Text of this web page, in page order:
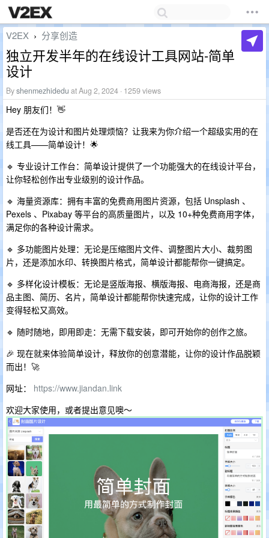
V2EX › 分享创造
独立开发半年的在线设计工具网站-简单
设计
Byshenmezhidedu at Aug 2, 2024 · 1259 views
Hey 朋友们！👋
是否还在为设计和图片处理烦恼？让我来为你介绍一个超级实用的在
线工具——简单设计！🌟
🔹 ​专业设计工作台​：简单设计提供了一个功能强大的在线设计平台，
让你轻松创作出专业级别的设计作品。
🔹 ​海量资源库​：拥有丰富的免费商用图片资源，包括 Unsplash 、
Pexels 、Pixabay 等平台的高质量图片，以及 10+种免费商用字体，
满足你的各种设计需求。
🔹 ​多功能图片处理​：无论是压缩图片文件、调整图片大小、裁剪图
片，还是添加水印、转换图片格式，简单设计都能帮你一键搞定。
🔹 ​多样化设计模板​：无论是竖版海报、横版海报、电商海报，还是商
品主图、简历、名片，简单设计都能帮你快速完成，让你的设计工作
变得轻松又高效。
🔹 ​随时随地，即用即走​：无需下载安装，即可开始你的创作之旅。
🎉 现在就来体验简单设计，释放你的创意潜能，让你的设计作品脱颖
而出！🚀
网址： https://www.jiandan.link
欢迎大家使用，或者提出意见噢～